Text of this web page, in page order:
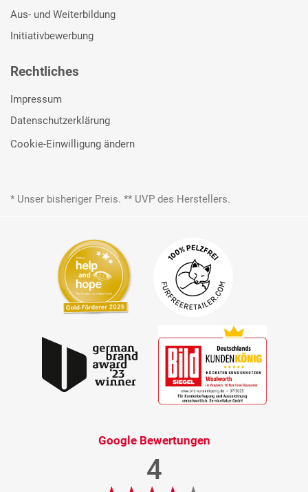
Aus- und Weiterbildung
Initiativbewerbung
Rechtliches
Impressum
Datenschutzerklärung
Cookie-Einwilligung ändern
* Unser bisheriger Preis. ** UVP des Herstellers.
Google Bewertungen
4